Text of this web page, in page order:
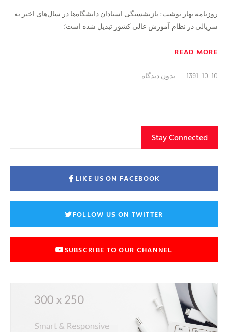
روزنامه بهار نوشت: بازنشستگی استادان دانشگاه‎‌ها در سال‌های اخیر به
سریالی در نظام آموزش عالی کشور تبدیل شده است؛
READ MORE
1391-10-10 بدون دیدگاه
Stay Connected
LIKE US ON FACEBOOK
FOLLOW US ON TWITTER
SUBSCRIBE TO OUR CHANNEL